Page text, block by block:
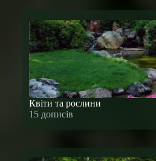
Квіти та рослини
15 дописів